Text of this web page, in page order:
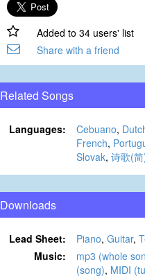
Added to 34 users' list
Share with a friend
Related Songs
Languages: Cebuano,
French,
Slovak, 诗歌(
Downloads
Lead Sheet: Piano, Guitar,
Music:
mp3 (whole
(song), MIDI